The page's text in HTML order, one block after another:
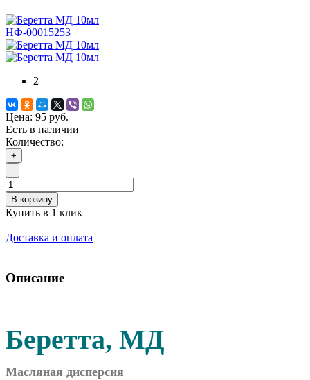
НФ-00015253
2
Цена: 95 руб.
Есть в наличии
Количество:
+
-
В корзину
Купить в 1 клик
Доставка и оплата
Описание
Беретта, МД
Масляная дисперсия